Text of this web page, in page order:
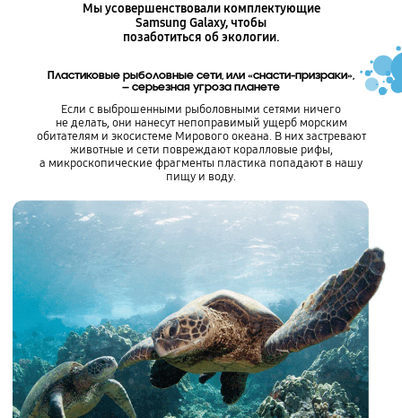
Мы усовершенствовали комплектующие
Samsung Galaxy, чтобы
позаботиться об экологии.
Пластиковые рыболовные сети, или «снасти-призраки»,
— серьезная угроза планете
Если с выброшенными рыболовными сетями ничего
не делать, они нанесут непоправимый ущерб морским
обитателям и экосистеме Мирового океана. В них застревают
животные и сети повреждают коралловые рифы,
а микроскопические фрагменты пластика попадают в нашу
пищу и воду.